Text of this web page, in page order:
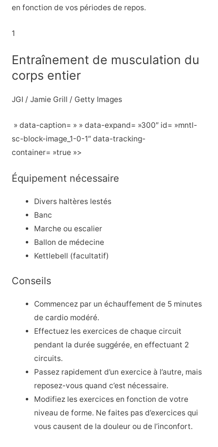
en fonction de vos périodes de repos.
1
Entraînement de musculation du
corps entier
JGI / Jamie Grill / Getty Images
» data-caption= » » data-expand= »300″ id= »mntl-
sc-block-image_1-0-1″ data-tracking-
container= »true »>
Équipement nécessaire
Divers haltères lestés
Banc
Marche ou escalier
Ballon de médecine
Kettlebell (facultatif)
Conseils
Commencez par un échauffement de 5 minutes
de cardio modéré.
Effectuez les exercices de chaque circuit
pendant la durée suggérée, en effectuant 2
circuits.
Passez rapidement d’un exercice à l’autre, mais
reposez-vous quand c’est nécessaire.
Modifiez les exercices en fonction de votre
niveau de forme. Ne faites pas d’exercices qui
vous causent de la douleur ou de l’inconfort.